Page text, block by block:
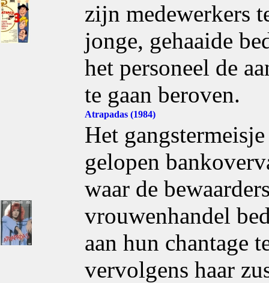
zijn medewerkers
jonge, gehaaide
het personeel de
te gaan beroven.
Atrapadas (1984)
Het
gelopen
waar de
vrouwenhandel
aan hun chantage
vervolgens haar